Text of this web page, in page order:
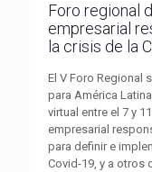
Foro regional
empresarial
la crisis de la
El V Foro Regional
para América
virtual entre el 7 y
empresarial
para definir e
Covid-19, y a otros